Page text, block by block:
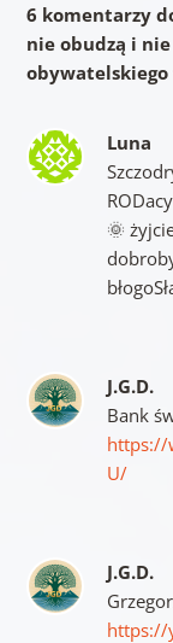
6 komentarzy
nie obudzą i
obywatelskiego
Luna
🌞
J.G.D.
Bank
https://
U/
J.G.D.
https://